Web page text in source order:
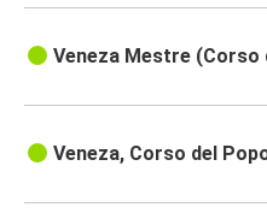
Veneza Mestre (Corso
Veneza, Corso del